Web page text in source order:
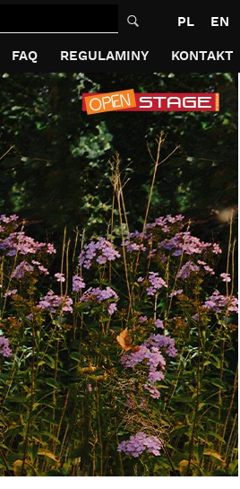
PL
EN
FAQ REGULAMINY KONTAKT